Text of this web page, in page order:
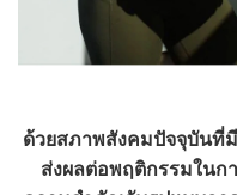
ด้วยสภาพสังคมปัจจุบันที่
ส่งผลต่อพฤติกรรมในก